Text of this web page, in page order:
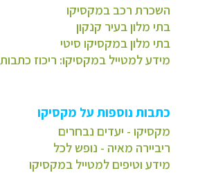
השכרת רכב במקסיקו
בתי מלון בעיר קנקון
בתי מלון במקסיקו סיטי
מידע למטייל במקסיקו: ריכוז כתבות
כתבות נוספות על מקסיקו
מקסיקו - יעדים נבחרים
ריביירה מאיה - נופש לכל
מידע וטיפים למטייל במקסיקו